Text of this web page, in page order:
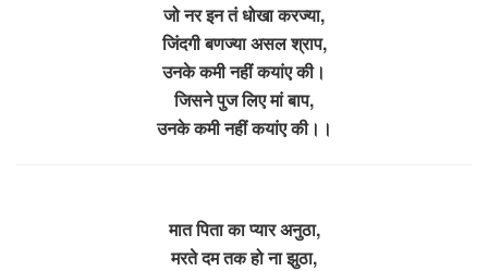
जो नर इन तं धोखा करज्या,
जिंदगी बणज्या असल श्राप,
उनके कमी नहीं कयांए की।
जिसने पुज लिए मां बाप,
उनके कमी नहीं कयांए की।।
मात पिता का प्यार अनुठा,
मरते दम तक हो ना झुठा,